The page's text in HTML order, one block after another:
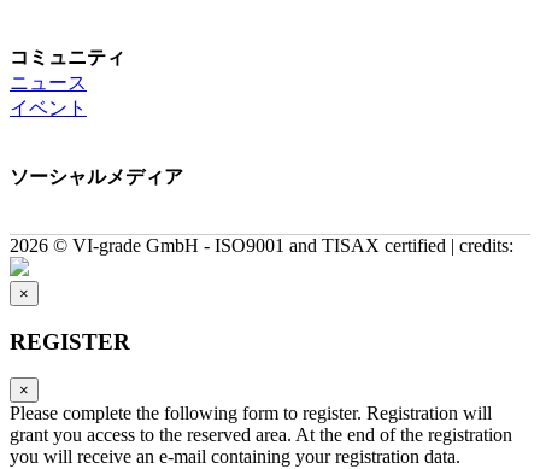
コミュニティ
ニュース
イベント
ソーシャルメディア
2026 © VI-grade GmbH - ISO9001 and TISAX certified | credits:
×
REGISTER
×
Please complete the following form to register. Registration will
grant you access to the reserved area. At the end of the registration
you will receive an e-mail containing your registration data.